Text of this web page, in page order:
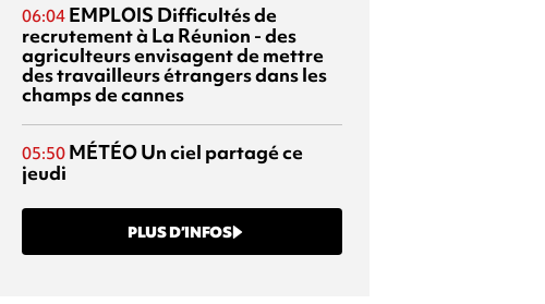
06:04 EMPLOIS Difficultés de
recrutement à La Réunion - des
agriculteurs envisagent de mettre
des travailleurs étrangers dans les
champs de cannes
05:50 MÉTÉOUn ciel partagé ce
jeudi
PLUS D’INFOS